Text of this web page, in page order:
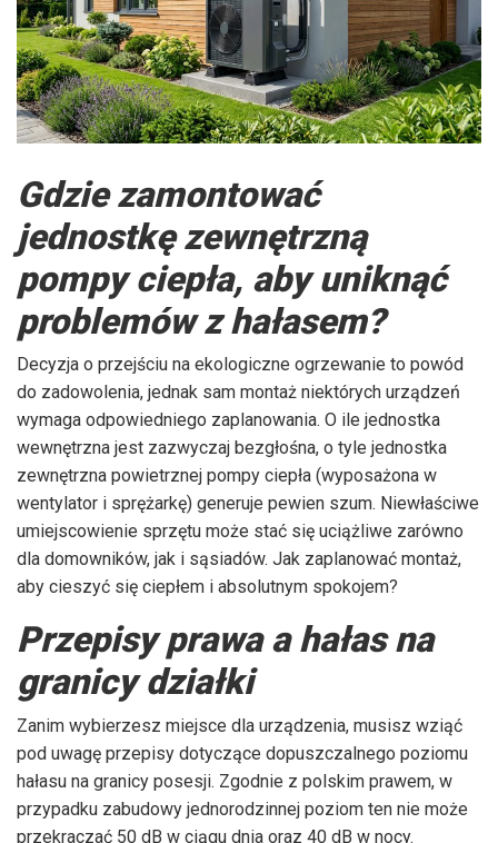
Gdzie zamontować
jednostkę zewnętrzną
pompy ciepła, aby uniknąć
problemów z hałasem?
Decyzja o przejściu na ekologiczne ogrzewanie to powód
do zadowolenia, jednak sam montaż niektórych urządzeń
wymaga odpowiedniego zaplanowania. O ile jednostka
wewnętrzna jest zazwyczaj bezgłośna, o tyle jednostka
zewnętrzna powietrznej pompy ciepła (wyposażona w
wentylator i sprężarkę) generuje pewien szum. Niewłaściwe
umiejscowienie sprzętu może stać się uciążliwe zarówno
dla domowników, jak i sąsiadów. Jak zaplanować montaż,
aby cieszyć się ciepłem i absolutnym spokojem?
Przepisy prawa a hałas na
granicy działki
Zanim wybierzesz miejsce dla urządzenia, musisz wziąć
pod uwagę przepisy dotyczące dopuszczalnego poziomu
hałasu na granicy posesji. Zgodnie z polskim prawem, w
przypadku zabudowy jednorodzinnej poziom ten nie może
przekraczać 50 dB w ciągu dnia oraz 40 dB w nocy.